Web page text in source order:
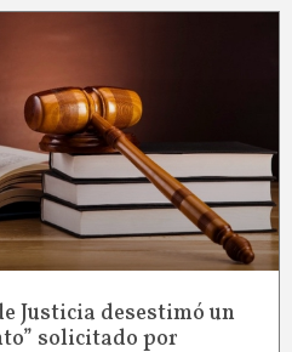
Justicia desestimó un
solicitado por